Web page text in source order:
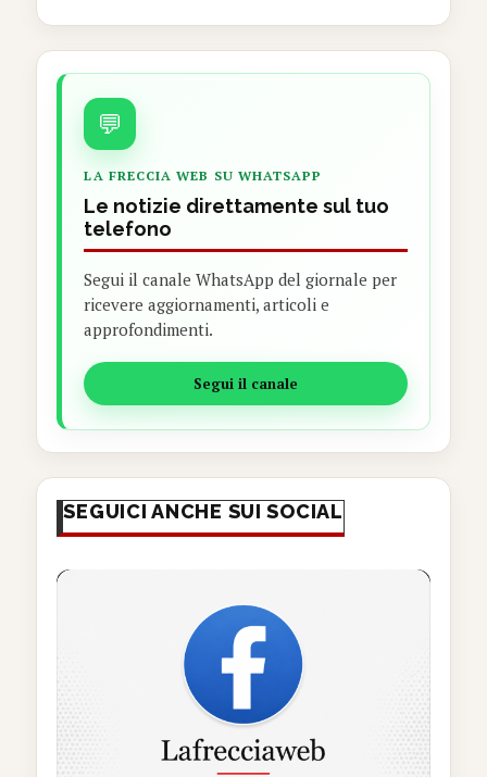
💬
LA FRECCIA WEB SU WHATSAPP
Le notizie direttamente sul tuo
telefono
Segui il canale WhatsApp del giornale per
ricevere aggiornamenti, articoli e
approfondimenti.
Segui il canale
SEGUICI ANCHE SUI SOCIAL